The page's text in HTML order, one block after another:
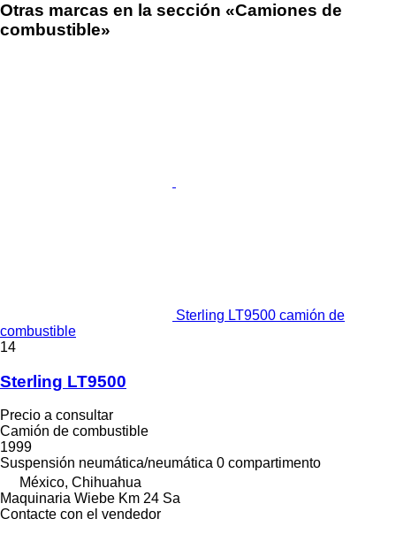
Otras marcas en la sección «Camiones de
combustible»
Sterling LT9500 camión de
combustible
14
Sterling LT9500
Precio a consultar
Camión de combustible
1999
Suspensión neumática/neumática 0 compartimento
México, Chihuahua
Maquinaria Wiebe Km 24 Sa
Contacte con el vendedor